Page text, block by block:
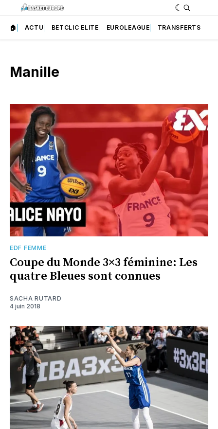
🏠 ACTU BETCLIC ELITE EUROLEAGUE TRANSFERTS
Manille
EDF FEMME
Coupe du Monde 3×3 féminine: Les
quatre Bleues sont connues
SACHA RUTARD
4 juin 2018